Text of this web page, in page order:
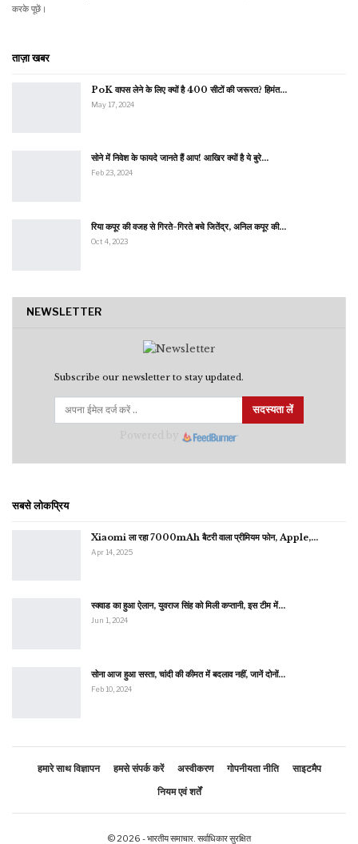
करके पूछें।
ताज़ा खबर
PoK वापस लेने के लिए क्यों है 400 सीटों की जरूरत? हिमंत…
May 17, 2024
सोने में निवेश के फायदे जानते हैं आप! आखिर क्यों है ये बुरे…
Feb 23, 2024
रिया कपूर की वजह से गिरते-गिरते बचे जितेंद्र, अनिल कपूर की…
Oct 4, 2023
NEWSLETTER
Subscribe our newsletter to stay updated.
सदस्यता लें
सबसे लोकप्रिय
Xiaomi ला रहा 7000mAh बैटरी वाला प्रीमियम फोन, Apple,…
Apr 14, 2025
स्क्वाड का हुआ ऐलान, युवराज सिंह को मिली कप्तानी, इस टीम में…
Jun 1, 2024
सोना आज हुआ सस्ता, चांदी की कीमत में बदलाव नहीं, जानें दोनों…
Feb 10, 2024
हमारे साथ विज्ञापन हमसे संपर्क करें अस्वीकरण गोपनीयता नीति
साइटमैप
नियम एवं शर्तें
© 2026 - भारतीय समाचार. सर्वाधिकार सुरक्षित